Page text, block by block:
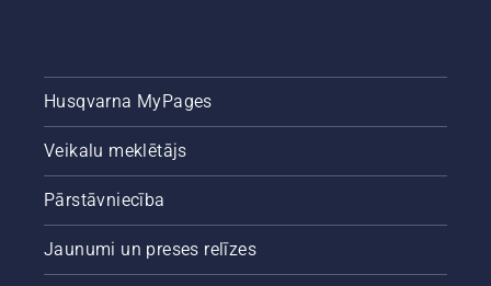
Husqvarna MyPages
Veikalu meklētājs
Pārstāvniecība
Jaunumi un preses relīzes